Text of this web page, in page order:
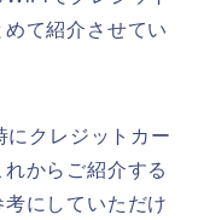
て紹介させてい
にクレジットカー
からご紹介する
にしていただけ